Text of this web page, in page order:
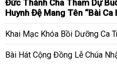
Đức Thánh Cha Tham Dự
Huynh Đệ Mang Tên “Bài Ca
Khai Mạc Khóa Bồi Dưỡng Ca
Bài Hát Cộng Đồng Lễ Chúa